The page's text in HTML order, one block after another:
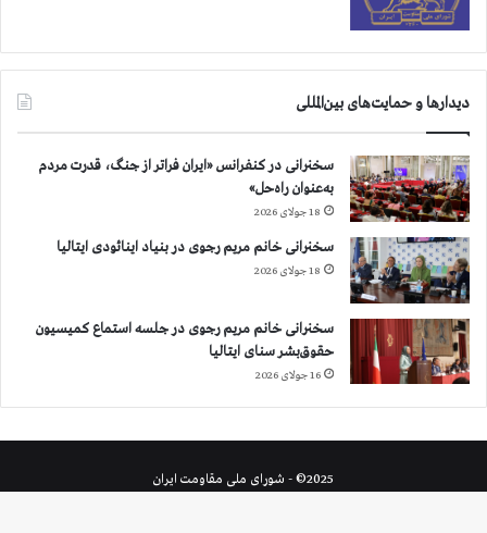
دیدارها و حمایت‌های بین‌المللی
سخنرانی در کنفرانس «ایران فراتر از جنگ، قدرت مردم
به‌عنوان راه‌حل»
18 جولای 2026
سخنرانی خانم مریم رجوی در بنیاد اینائودی ایتالیا
18 جولای 2026
سخنرانی خانم مریم رجوی در جلسه استماع کمیسیون
حقوق‌بشر سنای ایتالیا
16 جولای 2026
2025© - شورای ملی مقاومت ایران